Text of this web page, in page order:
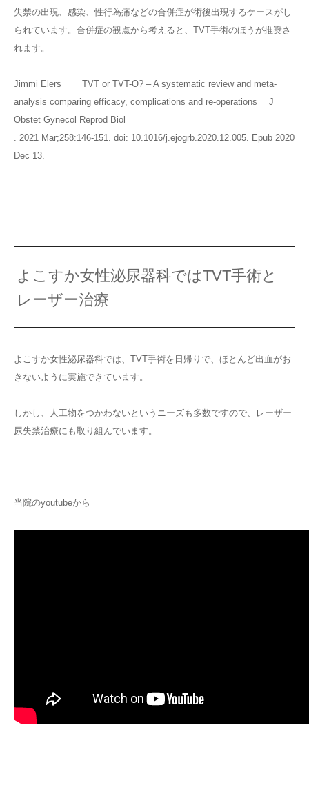
失禁の出現、感染、性行為痛などの合併症が術後出現するケースがし
られています。合併症の観点から考えると、TVT手術のほうが推奨さ
れます。
Jimmi Elers TVT or TVT-O? – A systematic review and meta-
analysis comparing efficacy, complications and re-operations J
Obstet Gynecol Reprod Biol
. 2021 Mar;258:146-151. doi: 10.1016/j.ejogrb.2020.12.005. Epub 2020
Dec 13.
よこすか女性泌尿器科ではTVT手術と
レーザー治療
よこすか女性泌尿器科では、TVT手術を日帰りで、ほとんど出血がお
きないように実施できています。
しかし、人工物をつかわないというニーズも多数ですので、レーザー
尿失禁治療にも取り組んでいます。
当院のyoutubeから